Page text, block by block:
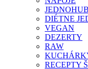
DIÉTNE
VEGAN
DEZERTY
RAW
RECEPTY